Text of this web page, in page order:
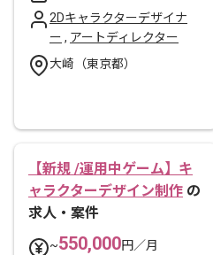
2Dキャラクターデザイナ
ー , アートディレクター
大崎（東京都）
【新規 /運用中ゲーム】キ
ャラクターデザイン制作 の
求人・案件
~550,000円／月